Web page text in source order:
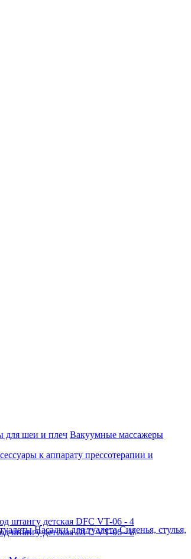
для шеи и плеч Вакуумные массажеры
к аппарату прессотерапии и
Насадки для туалета Сиденья, стулья,